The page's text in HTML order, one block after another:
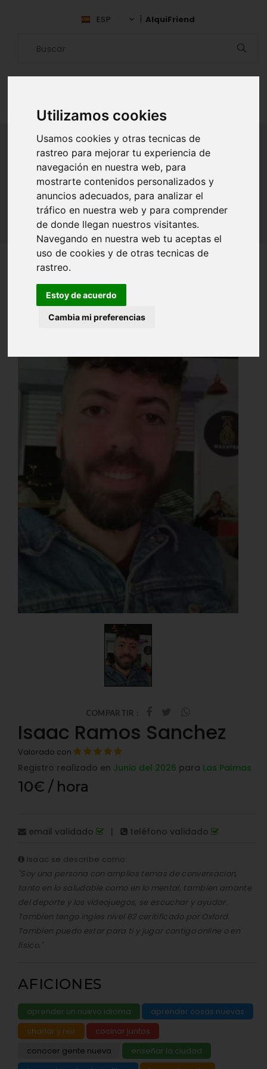
Utilizamos cookies
Usamos cookies y otras tecnicas de
rastreo para mejorar tu experiencia de
navegación en nuestra web, para
mostrarte contenidos personalizados y
anuncios adecuados, para analizar el
tráfico en nuestra web y para comprender
de donde llegan nuestros visitantes.
Navegando en nuestra web tu aceptas el
uso de cookies y de otras tecnicas de
rastreo.
Estoy de acuerdo
Cambia mi preferencias
ESP AlquiFriend
ALQUILAR AMIGO
Inicio Amigos Las Palmas Isaac Ramos Sanchez
COMPARTIR :
Isaac Ramos Sanchez
Valorado con
Registro realizado en Junio del 2026 para Las Palmas
10€ / hora
email validado | teléfono validado
Isaac se describe como:
"Soy una persona con amplios temas de conversacion,
tanto en lo saludable como en lo mental, tambien amante
del deporte y los videojuegos, se escuchar y ayudar.
Tambien tengo ingles nivel B2 ceritificado por Oxford.
Tambien puedo estar para ti y jugar contigo online o en
fisico."
AFICIONES
aprender un nuevo idioma
aprender cosas nuevas
charlar y reir
cocinar juntos
conocer gente nueva
enseñar la ciudad